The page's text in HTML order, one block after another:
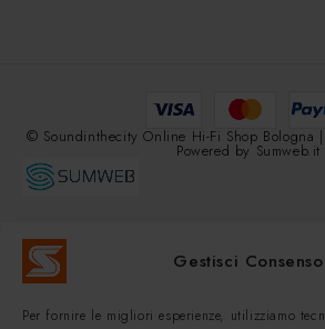
Gestisci Consenso
Per fornire le migliori esperienze, utilizziamo
© Soundinthecity Online Hi-Fi Shop Bologna
Powered by Sumweb.it